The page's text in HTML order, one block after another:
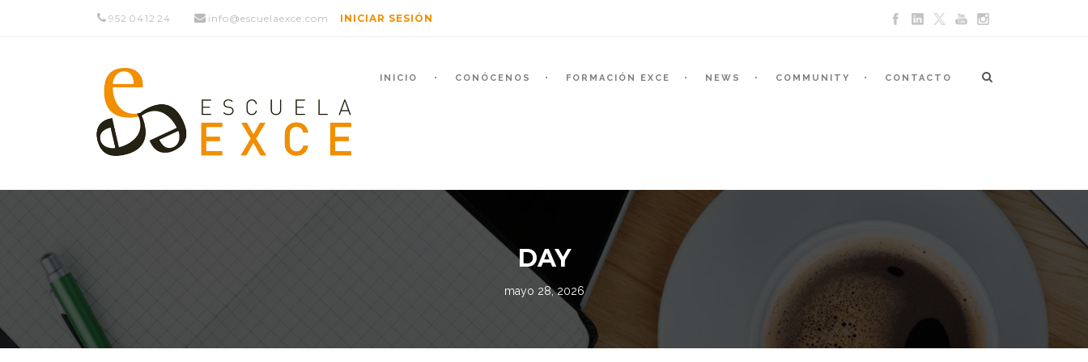
952 04 12 24 info@escuelaexce.com INICIAR SESIÓN
INICIO CONÓCENOS FORMACIÓN EXCE NEWS COMMUNITY CONTACTO
DAY
mayo 28, 2026